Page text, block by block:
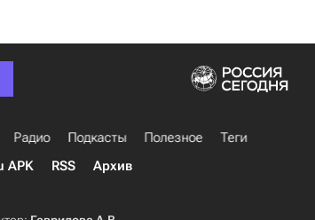
Радио Подкасты Полезное
Теги
APK RSS Архив